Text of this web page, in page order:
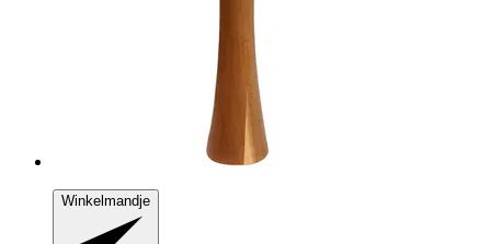
Winkelmandje